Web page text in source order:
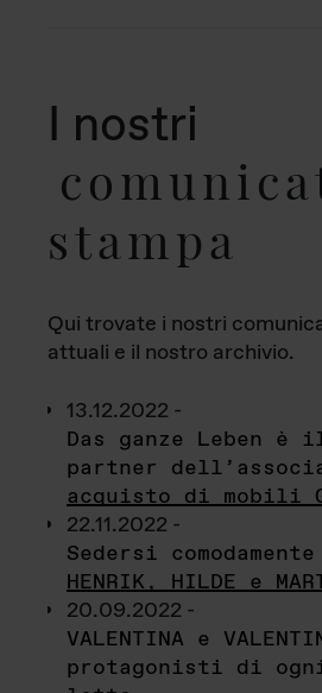
I nostri
stampa
Qui trovate i nostri
attuali e il nostro archivio.
13.12.2022 -
Das ganze Leben è
partner
acquisto di mobili
22.11.2022 -
Sedersi comodamente
HENRIK, HILDE e
20.09.2022 -
VALENTINA e
protagonisti di ogni